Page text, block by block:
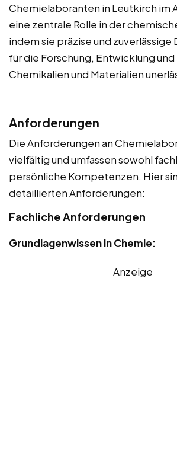
Chemielaboranten in Leutkirch im
eine zentrale Rolle in der
indem sie präzise und zuverlässige
für die Forschung, Entwicklung
Chemikalien und Materialien
Anforderungen
Die Anforderungen an
vielfältig und umfassen sowohl
persönliche Kompetenzen. Hier
detaillierten Anforderungen:
Fachliche Anforderungen
Grundlagenwissen in Chemie:
Anzeige